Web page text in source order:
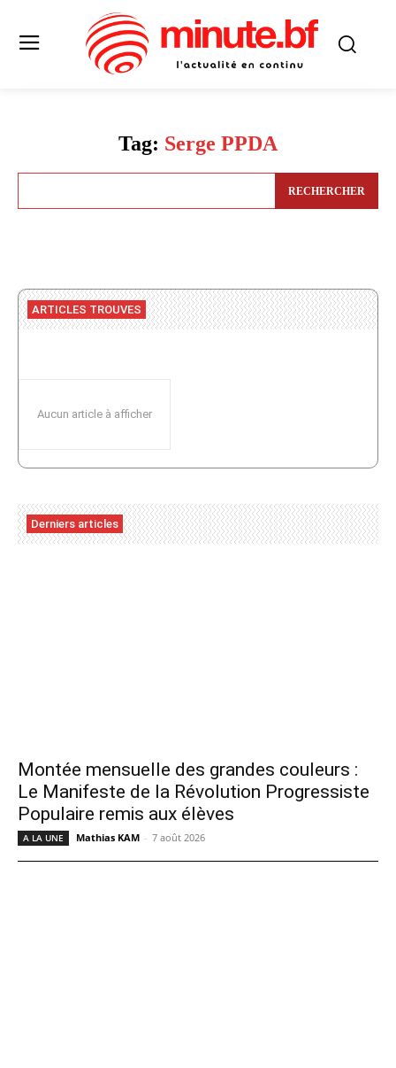
Tag: Serge PPDA
RECHERCHER
ARTICLES TROUVES
Aucun article à afficher
Derniers articles
Montée mensuelle des grandes couleurs :
Le Manifeste de la Révolution Progressiste
Populaire remis aux élèves
A LA UNE Mathias KAM - 7 août 2026